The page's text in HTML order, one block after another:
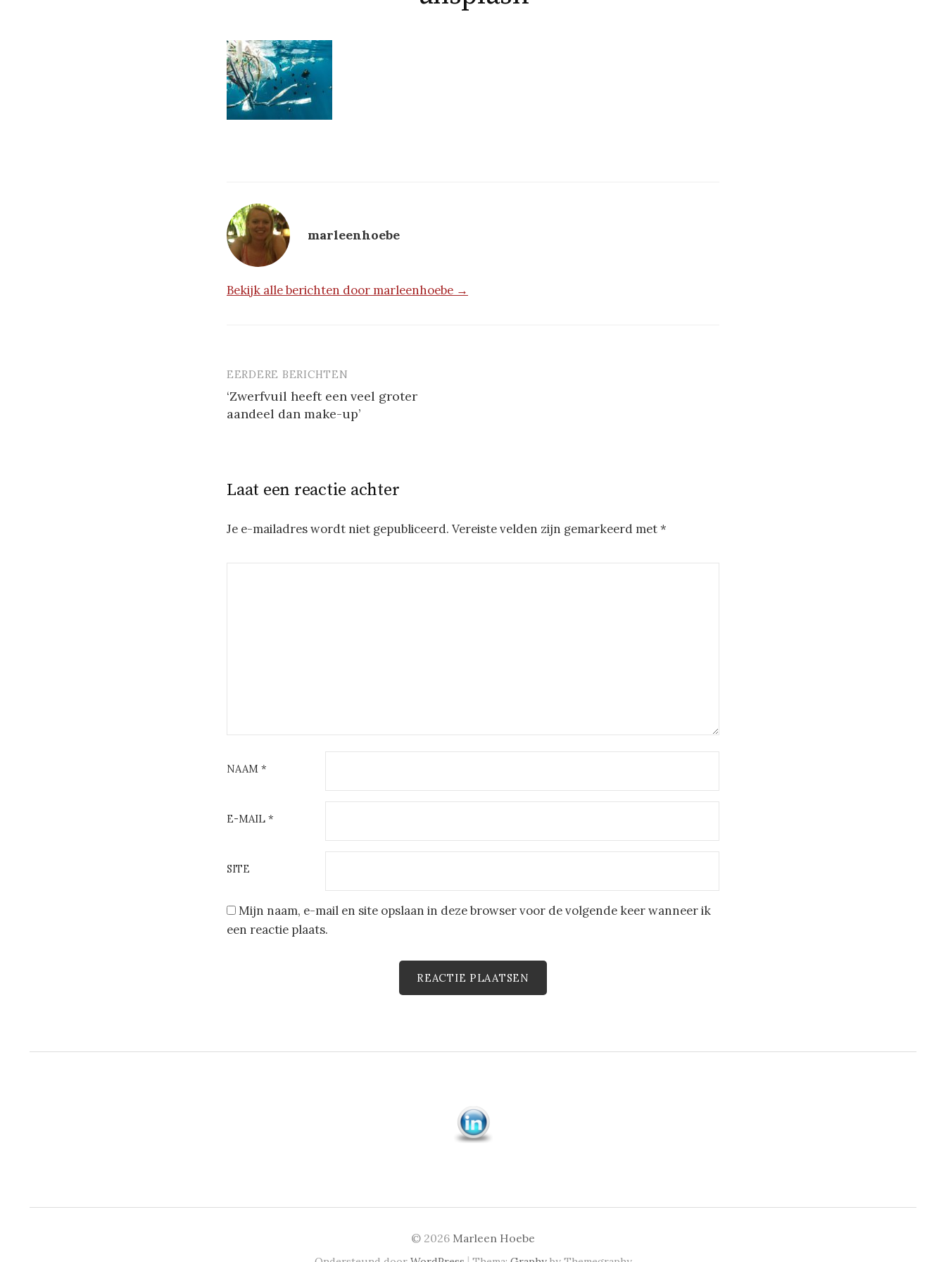
marleenhoebe
Bekijk alle berichten door marleenhoebe →
Berichtnavigatie
EERDERE BERICHTEN
‘Zwerfvuil heeft een veel groter
aandeel dan make-up’
Laat een reactie achter
Je e-mailadres wordt niet gepubliceerd. Vereiste velden zijn gemarkeerd met*
NAAM *
E-MAIL *
SITE
Mijn naam, e-mail en site opslaan in deze browser voor de volgende keer wanneer ik
een reactie plaats.
© 2026 Marleen Hoebe